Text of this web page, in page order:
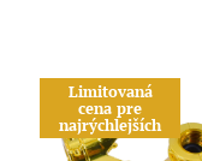
Limitovaná
cena pre
najrýchlejších